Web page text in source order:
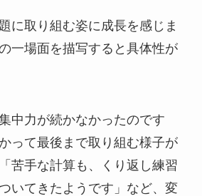
に取り組む姿に成長を感じま
一場面を描写すると具体性が
中力が続かなかったのです
って最後まで取り組む様子が
苦手な計算も、くり返し練習
いてきたようです」など、変